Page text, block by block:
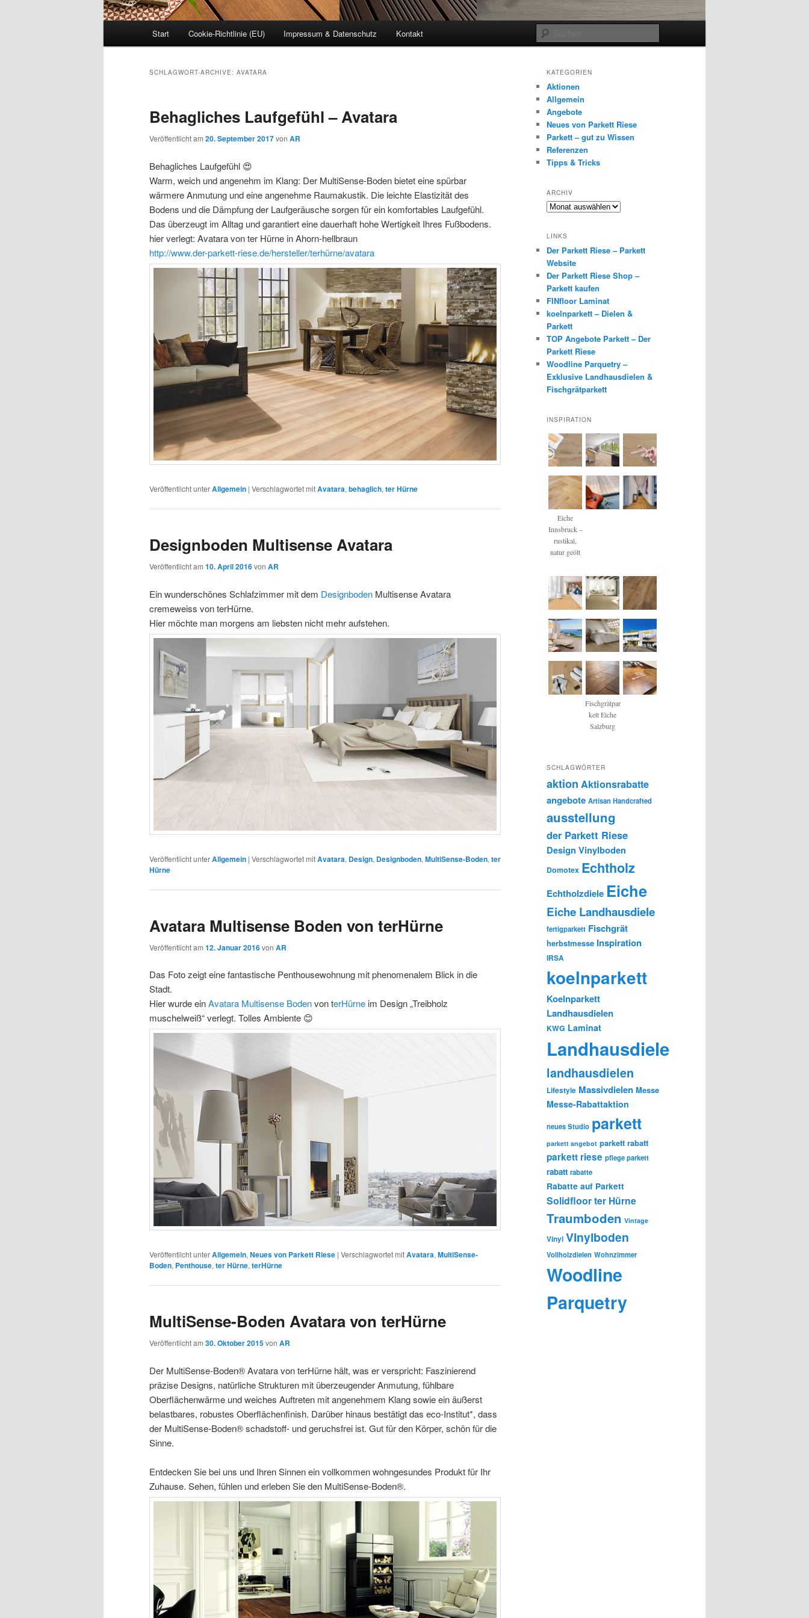
Start Cookie-Richtlinie (EU) Impressum & Datenschutz Kontakt
SCHLAGWORT-ARCHIVE: AVATARA
Behagliches Laufgefühl – Avatara
Veröffentlicht am 20. September 2017von AR
Behagliches Laufgefühl 😍
Warm, weich und angenehm im Klang: Der MultiSense-Boden bietet eine spürbar
wärmere Anmutung und eine angenehme Raumakustik. Die leichte Elastizität des
Bodens und die Dämpfung der Laufgeräusche sorgen für ein komfortables Laufgefühl.
Das überzeugt im Alltag und garantiert eine dauerhaft hohe Wertigkeit Ihres Fußbodens.
hier verlegt: Avatara von ter Hürne in Ahorn-hellbraun
http://www.der-parkett-riese.de/hersteller/terhürne/avatara
Veröffentlicht unterAllgemein | Verschlagwortet mitAvatara, behaglich, ter Hürne
Designboden Multisense Avatara
Veröffentlicht am 10. April 2016von AR
Ein wunderschönes Schlafzimmer mit dem Designboden Multisense Avatara
cremeweiss von terHürne.
Hier möchte man morgens am liebsten nicht mehr aufstehen.
Veröffentlicht unterAllgemein | Verschlagwortet mitAvatara, Design, Designboden, MultiSense-Boden, ter
Hürne
Avatara Multisense Boden von terHürne
Veröffentlicht am 12. Januar 2016von AR
Das Foto zeigt eine fantastische ‪Penthousewohnung‬ mit phenomenalem Blick in die
Stadt.
Hier wurde einAvatara Multisense Bodenvon ‪terHürne ‬ im Design „Treibholz
muschelweiß“ verlegt. Tolles ‪Ambiente‬ 😊
Veröffentlicht unterAllgemein, Neues von Parkett Riese | Verschlagwortet mitAvatara, MultiSense-
Boden, Penthouse, ter Hürne, terHürne
MultiSense-Boden Avatara von terHürne
Veröffentlicht am 30. Oktober 2015von AR
Der MultiSense-Boden® Avatara von terHürne hält, was er verspricht: Faszinierend
präzise Designs, natürliche Strukturen mit überzeugender Anmutung, fühlbare
Oberflächenwärme und weiches Auftreten mit angenehmem Klang sowie ein äußerst
belastbares, robustes Oberflächenfinish. Darüber hinaus bestätigt das eco-Institut*, dass
der MultiSense-Boden® schadstoff- und geruchsfrei ist. Gut für den Körper, schön für die
Sinne.
Entdecken Sie bei uns und Ihren Sinnen ein vollkommen wohngesundes Produkt für Ihr
Zuhause. Sehen, fühlen und erleben Sie den MultiSense-Boden®.
KATEGORIEN
Aktionen
Allgemein
Angebote
Neues von Parkett Riese
Parkett – gut zu Wissen
Referenzen
Tipps & Tricks
ARCHIV
Archiv
LINKS
Der Parkett Riese – Parkett
Website
Der Parkett Riese Shop –
Parkett kaufen
FINfloor Laminat
koelnparkett – Dielen &
Parkett
TOP Angebote Parkett – Der
Parkett Riese
Woodline Parquetry –
Exklusive Landhausdielen &
Fischgrätparkett
INSPIRATION
Eiche
Innsbruck –
rustikal,
natur geölt
Fischgrätpar
kett Eiche
Salzburg
SCHLAGWÖRTER
aktion Aktionsrabatte
angebote Artisan Handcrafted
ausstellung
der Parkett Riese
Design Vinylboden
Domotex Echtholz
Echtholzdiele Eiche
Eiche Landhausdiele
fertigparkett Fischgrät
herbstmesse Inspiration
IRSA
koelnparkett
Koelnparkett
Landhausdielen
KWG Laminat
Landhausdiele
landhausdielen
Lifestyle Massivdielen Messe
Messe-Rabattaktion
neues Studio parkett
parkett angebot parkett rabatt
parkett riese pflege parkett
rabatt rabatte
Rabatte auf Parkett
Solidfloorter Hürne
Traumboden Vintage
Vinyl Vinylboden
Vollholzdielen Wohnzimmer
Woodline
Parquetry